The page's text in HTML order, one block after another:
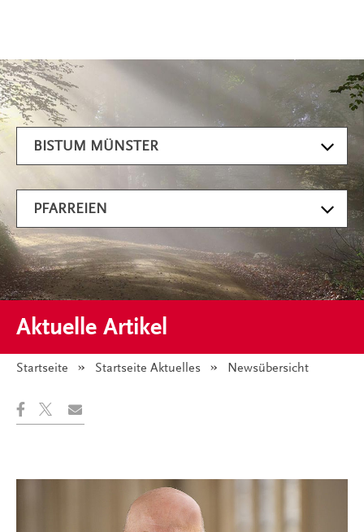
Aktuelle Artikel
Artikel filtern
BISTUM MÜNSTER
PFARREIEN
Startseite Startseite Aktuelles Angezeigt:
Newsübersicht